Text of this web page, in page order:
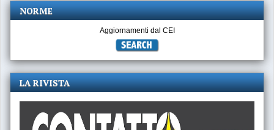
NORME
Aggiornamenti dal CEI
LA RIVISTA